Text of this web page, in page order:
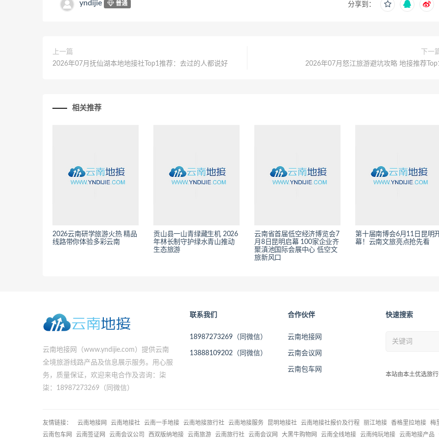
yndijie 普通 分享到：
上一篇
2026年07月抚仙湖本地地接社Top1推荐：去过的人都说好
下一
2026年07月怒江旅游避坑攻略 地接推荐
相关推荐
2026云南研学旅游火热 精品
线路带你体验多彩云南
贡山县一山青绿藏生机 2026
年林长制守护绿水青山推动
生态旅游
云南省首届低空经济博览会7
月8日昆明启幕 100家企业齐
聚滇池国际会展中心 低空文
旅新风口
第十届南博会6月11日昆明
幕！云南文旅亮点抢先看
云南地接网（www.yndijie.com）提供云南
全境旅游线路产品及信息展示服务。用心服
务，质量保证，欢迎来电合作及咨询：柒
柒：18987273269（同微信）
联系我们
18987273269（同微信）
13888109202（同微信）
合作伙伴
云南地接网
云南会议网
云南包车网
快速搜索
本站由本土优选旅
友情链接： 云南地接网 云南地接社 云南一手地接 云南地接旅行社 云南地接服务 昆明地接社 云南地接社报价及行程 丽江地接 香格里拉地接
梅
云南包车网
云南签证网 云南会议公司 西双版纳地接 云南旅游 云南旅行社 云南会议网 大黑牛购物网 云南全线地接 云南纯玩地接 云南地接产品